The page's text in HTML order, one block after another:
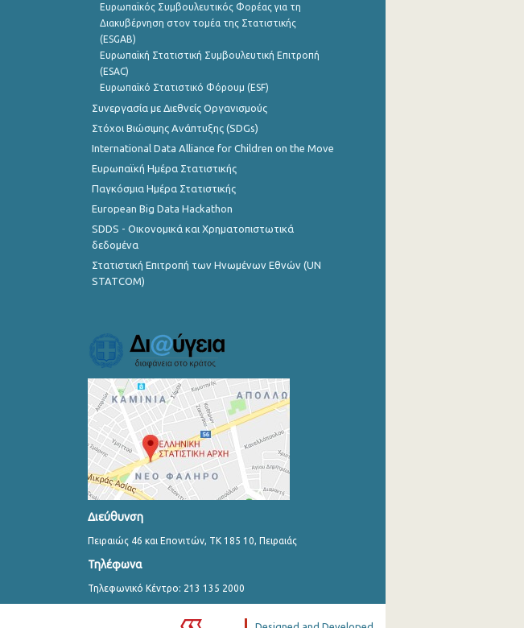
Ευρωπαϊκός Συμβουλευτικός Φορέας για τη
Διακυβέρνηση στον τομέα της Στατιστικής
(ESGAB)
Ευρωπαϊκή Στατιστική Συμβουλευτική Επιτροπή
(ESAC)
Ευρωπαϊκό Στατιστικό Φόρουμ (ESF)
Συνεργασία με Διεθνείς Οργανισμούς
Στόχοι Βιώσιμης Ανάπτυξης (SDGs)
International Data Alliance for Children on the Move
Ευρωπαϊκή Ημέρα Στατιστικής
Παγκόσμια Ημέρα Στατιστικής
European Big Data Hackathon
SDDS - Οικονομικά και Χρηματοπιστωτικά
δεδομένα
Στατιστική Επιτροπή των Ηνωμένων Εθνών (UN
STATCOM)
Διεύθυνση
Πειραιώς 46 και Επονιτών, ΤΚ 185 10, Πειραιάς
Τηλέφωνα
Τηλεφωνικό Κέντρο: 213 135 2000